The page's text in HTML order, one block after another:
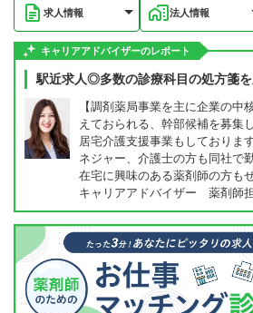
求人情報 法人情報
キャリアアドバイザーのレポート
駅近求人◎多数の診療科目の処方箋を
【調剤薬局事業を主に企業の中
えておられる、幹部候補を募集
居宅介護支援事業もしておりま
ネジャー、介護士の方も同社で
在宅に興味のある薬剤師の方も
キャリアアドバイザー 薬剤師